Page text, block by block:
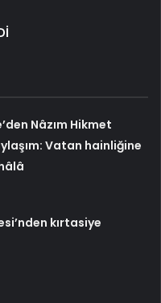
Nâzım Hikmet
Vatan hainliğine
kırtasiye